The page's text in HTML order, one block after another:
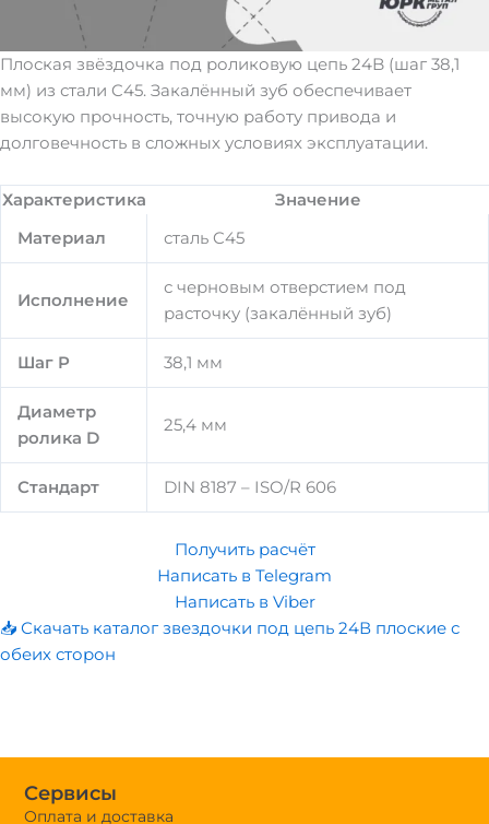
Плоская звёздочка под роликовую цепь 24B (шаг 38,1
мм) из стали C45. Закалённый зуб обеспечивает
высокую прочность, точную работу привода и
долговечность в сложных условиях эксплуатации.
Характеристика
Значение
Материал
сталь C45
Исполнение
с черновым отверстием под
расточку (закалённый зуб)
Шаг P 38,1 мм
Диаметр
ролика D
25,4 мм
Стандарт DIN 8187 – ISO/R 606
Получить расчёт
Написать в Telegram
Написать в Viber
📥 Скачать каталог звездочки под цепь 24В плоские с
обеих сторон
Сервисы
Оплата и доставка